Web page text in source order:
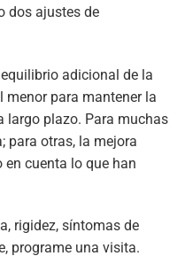
dos ajustes de
adicional de la
para mantener la
largo plazo. Para muchas
para otras, la mejora
en cuenta lo que han
rigidez, síntomas de
programe una visita.